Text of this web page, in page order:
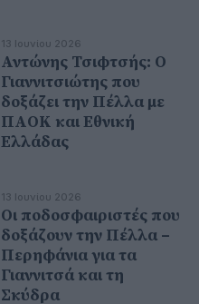
13 Ιουνίου 2026
Αντώνης Τσιφτσής: Ο
Γιαννιτσιώτης που
δοξάζει την Πέλλα με
ΠΑΟΚ και Εθνική
Ελλάδας
13 Ιουνίου 2026
Οι ποδοσφαιριστές που
δοξάζουν την Πέλλα –
Περηφάνια για τα
Γιαννιτσά και τη
Σκύδρα